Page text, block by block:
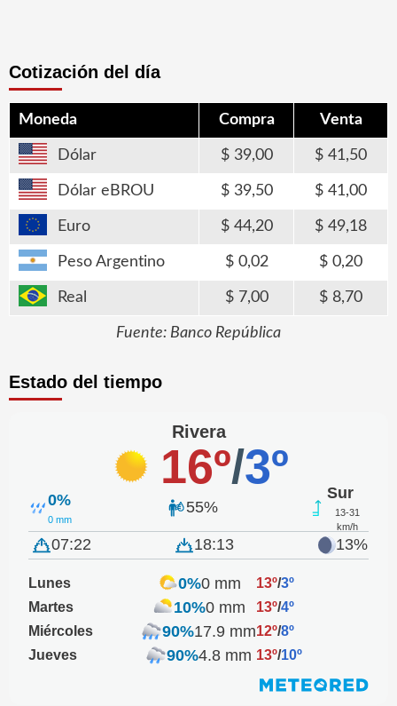
Cotización del día
Moneda Compra Venta
Dólar 39,00 41,50
Dólar eBROU 39,50 41,00
Euro 44,20 49,18
Peso Argentino 0,02 0,20
Real 7,00 8,70
Fuente: Banco República
Estado del tiempo
Rivera
16º/3º
0%
0 mm
55%
Sur
13-31
km/h
07:22 18:13 13%
Lunes 0%0 mm 13º/3º
Martes
10%0 mm 13º/4º
Miércoles
90%17.9 mm12º/8º
Jueves
90%4.8 mm 13º/10º